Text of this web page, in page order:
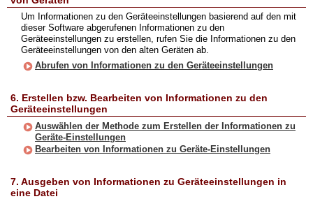
Um Informationen zu den Geräteeinstellungen basierend auf den mit
dieser Software abgerufenen Informationen zu den
Geräteeinstellungen zu erstellen, rufen Sie die Informationen zu den
Geräteeinstellungen von den alten Geräten ab.
Abrufen von Informationen zu den Geräteeinstellungen
6. Erstellen bzw. Bearbeiten von Informationen zu den
Geräteeinstellungen
Auswählen der Methode zum Erstellen der Informationen zu
Geräte-Einstellungen
Bearbeiten von Informationen zu Geräte-Einstellungen
7. Ausgeben von Informationen zu Geräteeinstellungen in
eine Datei